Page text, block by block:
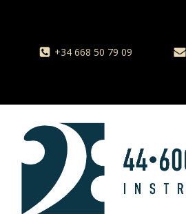
+34 668 50 79 09